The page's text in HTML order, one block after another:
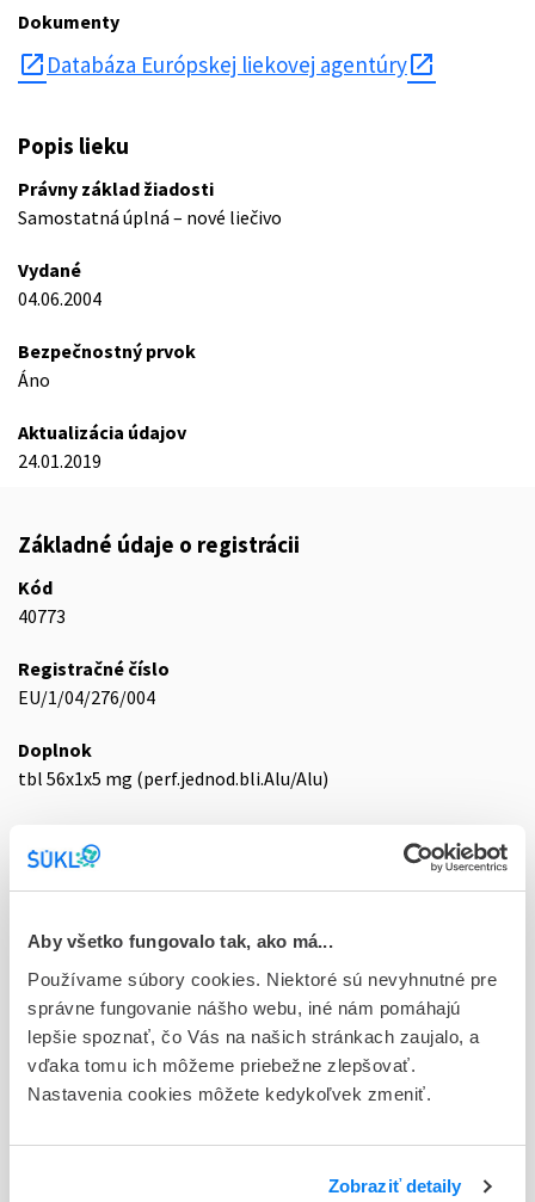
Aby všetko fungovalo tak, ako má...
Používame súbory cookies. Niektoré sú nevyhnutné pre
správne fungovanie nášho webu, iné nám pomáhajú
lepšie spoznať, čo Vás na našich stránkach zaujalo, a
vďaka tomu ich môžeme priebežne zlepšovať.
Nastavenia cookies môžete kedykoľvek zmeniť.
Zobraziť detaily
Dokumenty
open_in_new Databáza Európskej liekovej agentúry
Popis lieku
Právny základ žiadosti
Samostatná úplná – nové liečivo
Vydané
04.06.2004
Bezpečnostný prvok
Áno
Aktualizácia údajov
24.01.2019
Základné údaje o registrácii
Kód
40773
Registračné číslo
EU/1/04/276/004
Doplnok
tbl 56x1x5 mg (perf.jednod.bli.Alu/Alu)
E - EU registrácia
Európska
Držiteľ, krajina
Otsuka Pharmaceutical Netherlands B.V., Holandsko
Indikačná skupina
68 - ANTIPSYCHOTICA (NEUROLEPTICA)
Centrálna nervová sústava